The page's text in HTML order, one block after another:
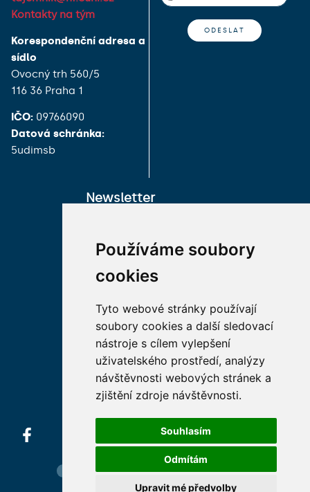
Používáme soubory
cookies
Tyto webové stránky používají
soubory cookies a další sledovací
nástroje s cílem vylepšení
uživatelského prostředí, analýzy
návštěvnosti webových stránek a
zjištění zdroje návštěvnosti.
Souhlasím
Odmítám
Upravit mé předvolby
Kontakty na tým
Korespondenční adresa a
sídlo
Ovocný trh 560/5
116 36 Praha 1
IČO: 09766090
Datová schránka:
5udimsb
Newsletter
newsletteru:
Přihlášením k odběru uděluji
souhlas Nadačnímu fondu
Univerzity Karlovy, aby zpracovával
moje osobní údaje (e-mailovou
adresu).
Hledání osob Nastavení cookie Mapa webu